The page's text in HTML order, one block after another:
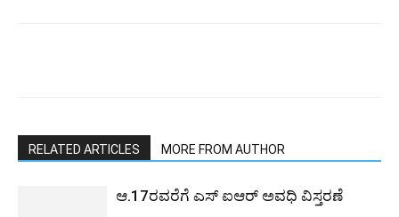
RELATED ARTICLES MORE FROM AUTHOR
ಆ.17ರವರೆಗೆ ಎಸ್ ಐಆರ್ ಅವಧಿ ವಿಸ್ತರಣೆ